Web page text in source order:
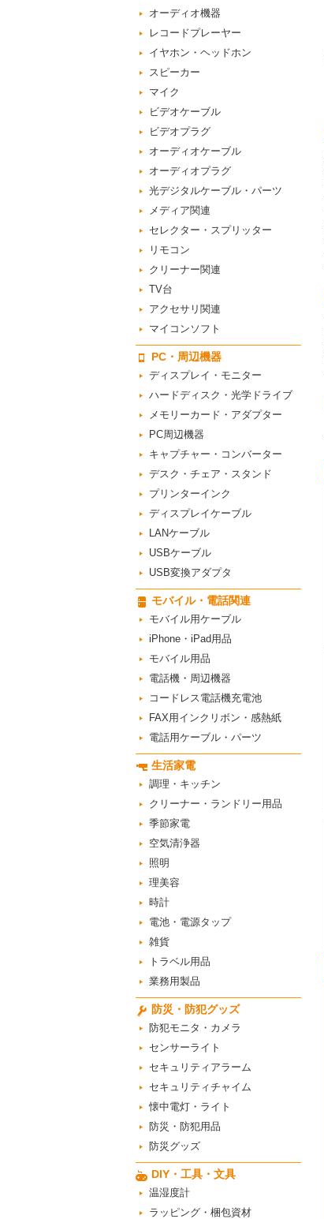
オーディオ機器
レコードプレーヤー
イヤホン・ヘッドホン
スピーカー
マイク
ビデオケーブル
ビデオプラグ
オーディオケーブル
オーディオプラグ
光デジタルケーブル・パーツ
メディア関連
セレクター・スプリッター
リモコン
クリーナー関連
TV台
アクセサリ関連
マイコンソフト
PC・周辺機器
ディスプレイ・モニター
ハードディスク・光学ドライブ
メモリーカード・アダプター
PC周辺機器
キャプチャー・コンバーター
デスク・チェア・スタンド
プリンターインク
ディスプレイケーブル
LANケーブル
USBケーブル
USB変換アダプタ
モバイル・電話関連
モバイル用ケーブル
iPhone・iPad用品
モバイル用品
電話機・周辺機器
コードレス電話機充電池
FAX用インクリボン・感熱紙
電話用ケーブル・パーツ
生活家電
調理・キッチン
クリーナー・ランドリー用品
季節家電
空気清浄器
照明
理美容
時計
電池・電源タップ
雑貨
トラベル用品
業務用製品
防災・防犯グッズ
防犯モニタ・カメラ
センサーライト
セキュリティアラーム
セキュリティチャイム
懐中電灯・ライト
防災・防犯用品
防災グッズ
DIY・工具・文具
温湿度計
ラッピング・梱包資材